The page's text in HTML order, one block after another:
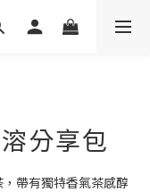
分享包
帶有獨特香氣茶感醇